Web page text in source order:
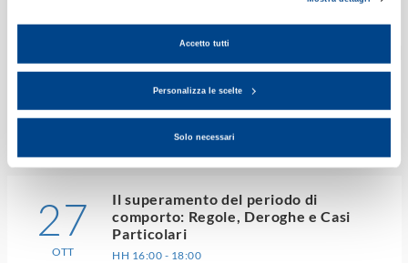
Accetto tutti
Personalizza le scelte
Solo necessari
SET
21
Il contenzioso sul licenziamento
Individuale alla luce della recente
giurisprudenza
HH 10:00 - 12:00
27
OTT
Il superamento del periodo di
comporto: Regole, Deroghe e Casi
Particolari
HH 16:00 - 18:00